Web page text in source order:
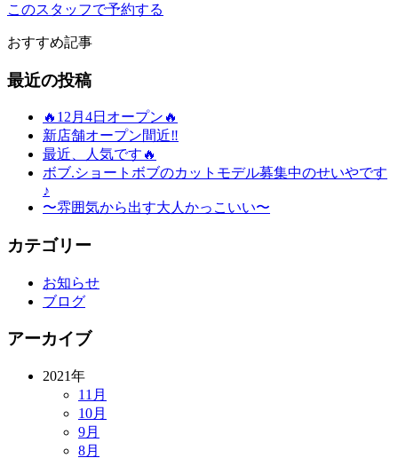
このスタッフで予約する
おすすめ記事
最近の投稿
🔥12月4日オープン🔥
新店舗オープン間近‼️
最近、人気です🔥
ボブ.ショートボブのカットモデル募集中のせいやです
♪
〜雰囲気から出す大人かっこいい〜
カテゴリー
お知らせ
ブログ
アーカイブ
2021年
11月
10月
9月
8月